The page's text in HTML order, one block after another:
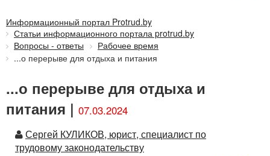
Информационный портал Protrud.by
Статьи информационного портала protrud.by
Вопросы - ответы
Рабочее время
...о перерыве для отдыха и питания
...о перерыве для отдыха и
питания | 07.03.2024
Автор
Сергей КУЛИКОВ, юрист, специалист по
трудовому законодательству